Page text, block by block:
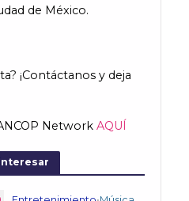
de México.
¡Contáctanos y deja
Network AQUÍ